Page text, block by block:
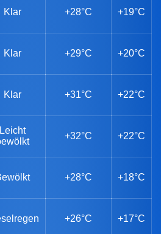
Klar +28°C +19°C
Klar +29°C +20°C
Klar +31°C +22°C
Leicht
+32°C +22°C
+28°C +18°C
+26°C +17°C